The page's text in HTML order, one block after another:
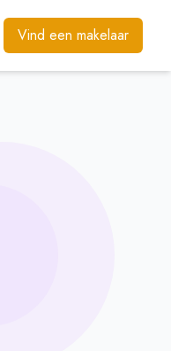
Vind een makelaar